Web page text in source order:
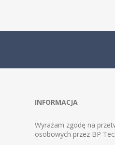
INFORMACJA
Wyrażam zgodę na
osobowych przez BP